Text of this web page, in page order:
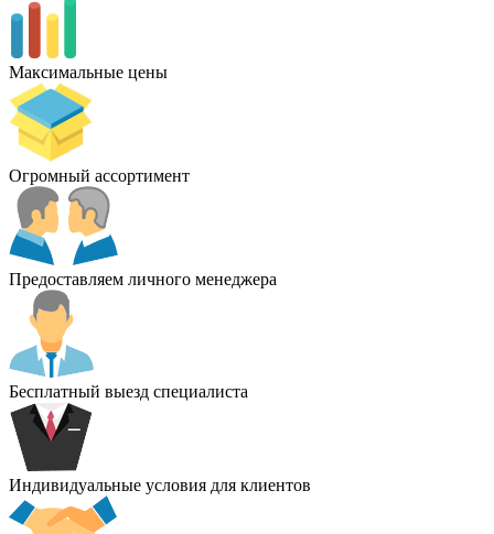
Максимальные цены
Огромный ассортимент
Предоставляем личного менеджера
Бесплатный выезд специалиста
Индивидуальные условия для клиентов